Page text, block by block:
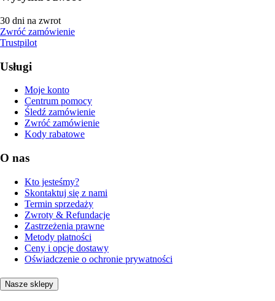
30 dni na zwrot
Zwróć zamówienie
Trustpilot
Usługi
Moje konto
Centrum pomocy
Śledź zamówienie
Zwróć zamówienie
Kody rabatowe
O nas
Kto jesteśmy?
Skontaktuj się z nami
Termin sprzedaży
Zwroty & Refundacje
Zastrzeżenia prawne
Metody płatności
Ceny i opcje dostawy
Oświadczenie o ochronie prywatności
Nasze sklepy